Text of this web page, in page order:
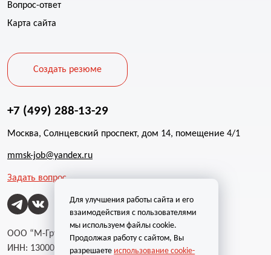
Вопрос-ответ
Карта сайта
Создать резюме
+7 (499) 288-13-29
Москва, Солнцевский проспект, дом 14, помещение 4/1
mmsk-job@yandex.ru
Задать вопрос
ООО “М-Групп”
ИНН: 1300002787
Для улучшения работы сайта и его
взаимодействия с пользователями
мы используем файлы cookie.
Продолжая работу с сайтом, Вы
разрешаете использование cookie-